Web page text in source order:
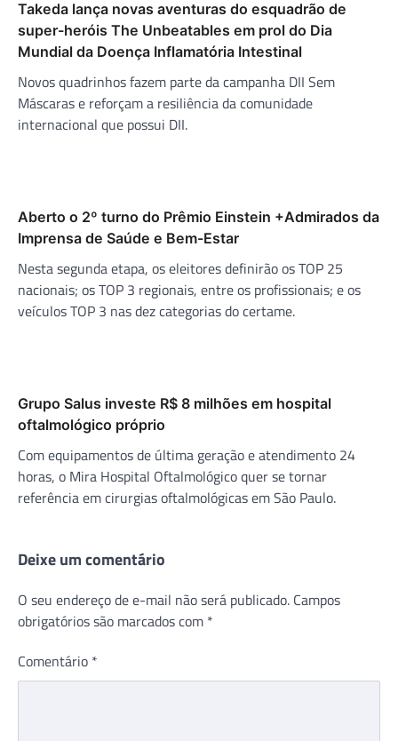
Takeda lança novas aventuras do esquadrão de
super-heróis The Unbeatables em prol do Dia
Mundial da Doença Inflamatória Intestinal
Novos quadrinhos fazem parte da campanha DII Sem
Máscaras e reforçam a resiliência da comunidade
internacional que possui DII.
Aberto o 2º turno do Prêmio Einstein +Admirados da
Imprensa de Saúde e Bem-Estar
Nesta segunda etapa, os eleitores definirão os TOP 25
nacionais; os TOP 3 regionais, entre os profissionais; e os
veículos TOP 3 nas dez categorias do certame.
Grupo Salus investe R$ 8 milhões em hospital
oftalmológico próprio
Com equipamentos de última geração e atendimento 24
horas, o Mira Hospital Oftalmológico quer se tornar
referência em cirurgias oftalmológicas em São Paulo.
Deixe um comentário
O seu endereço de e-mail não será publicado. Campos
obrigatórios são marcados com *
Comentário *